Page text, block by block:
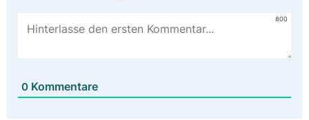
800
0 Kommentare